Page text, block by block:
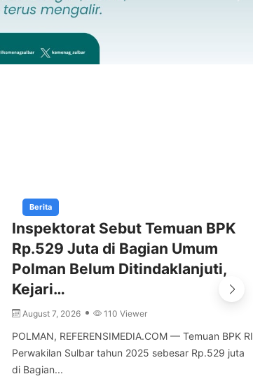
Berita
Inspektorat Sebut Temuan BPK
Rp.529 Juta di Bagian Umum
Polman Belum Ditindaklanjuti,
Kejari…
August 7, 2026 110 Viewer
POLMAN, REFERENSIMEDIA.COM — Temuan BPK RI
Perwakilan Sulbar tahun 2025 sebesar Rp.529 juta
di Bagian...